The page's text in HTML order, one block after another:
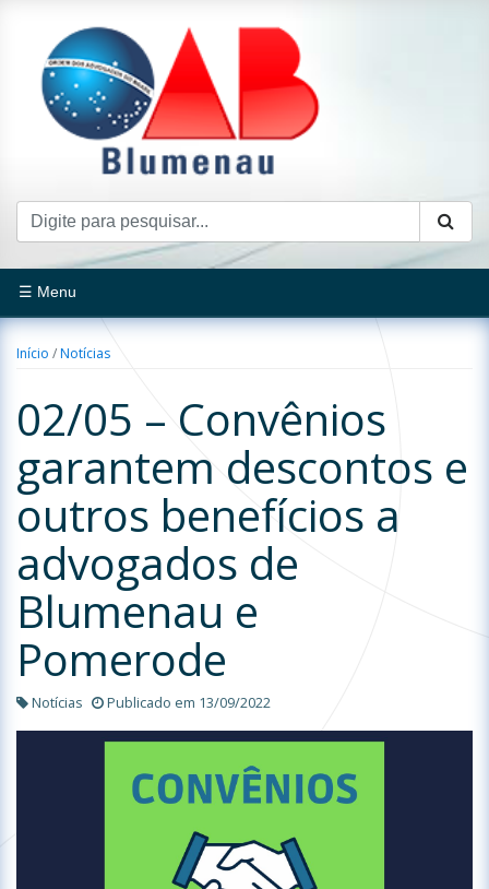
☰ Menu
Início /Notícias
02/05 – Convênios
garantem descontos e
outros benefícios a
advogados de
Blumenau e
Pomerode
Notícias Publicado em 13/09/2022